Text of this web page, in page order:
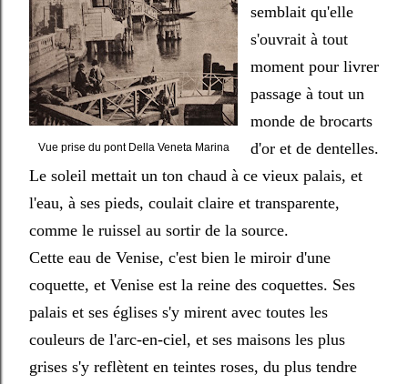
Vue prise du pont Della Veneta Marina
semblait qu'elle
s'ouvrait à tout
moment pour livrer
passage à tout un
monde de brocarts
d'or et de dentelles.
Le soleil mettait un ton chaud à ce vieux palais, et
l'eau, à ses pieds, coulait claire et transparente,
comme le ruissel au sortir de la source.
Cette eau de Venise, c'est bien le miroir d'une
coquette, et Venise est la reine des coquettes. Ses
palais et ses églises s'y mirent avec toutes les
couleurs de l'arc-en-ciel, et ses maisons les plus
grises s'y reflètent en teintes roses, du plus tendre